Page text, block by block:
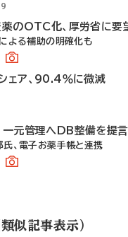
薬のOTC化、厚労省に要
よる補助の明確化も
ェア、90.4％に微減
一元管理へDB整備を提言
、電子お薬手帳と連携
似記事表示）